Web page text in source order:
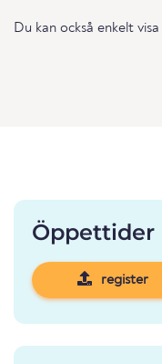
Du kan också enkelt visa
Öppettider
register